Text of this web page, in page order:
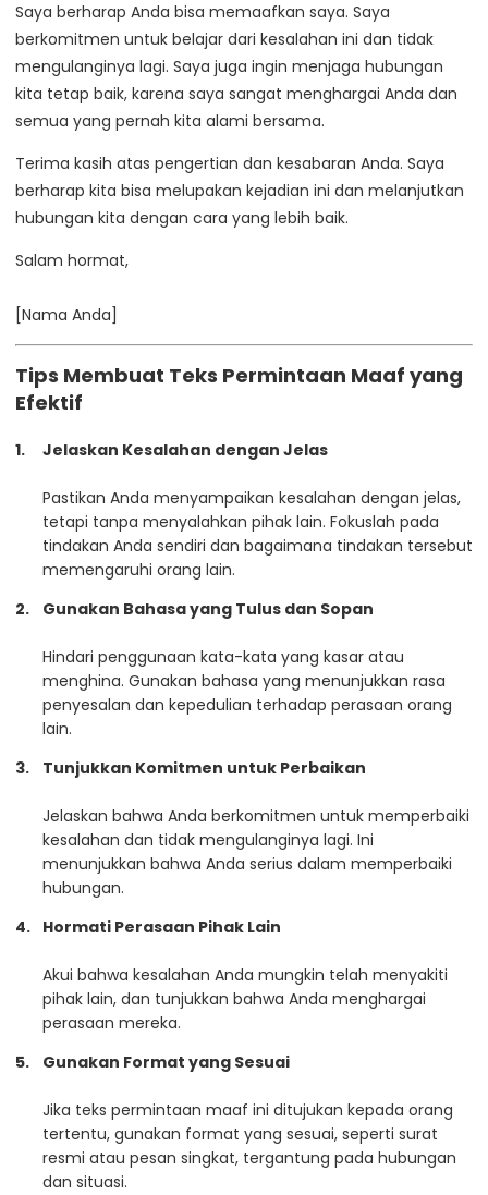
Saya berharap Anda bisa memaafkan saya. Saya
berkomitmen untuk belajar dari kesalahan ini dan tidak
mengulanginya lagi. Saya juga ingin menjaga hubungan
kita tetap baik, karena saya sangat menghargai Anda dan
semua yang pernah kita alami bersama.
Terima kasih atas pengertian dan kesabaran Anda. Saya
berharap kita bisa melupakan kejadian ini dan melanjutkan
hubungan kita dengan cara yang lebih baik.
Salam hormat,
[Nama Anda]
Tips Membuat Teks Permintaan Maaf yang
Efektif
Jelaskan Kesalahan dengan Jelas
Pastikan Anda menyampaikan kesalahan dengan jelas,
tetapi tanpa menyalahkan pihak lain. Fokuslah pada
tindakan Anda sendiri dan bagaimana tindakan tersebut
memengaruhi orang lain.
Gunakan Bahasa yang Tulus dan Sopan
Hindari penggunaan kata-kata yang kasar atau
menghina. Gunakan bahasa yang menunjukkan rasa
penyesalan dan kepedulian terhadap perasaan orang
lain.
Tunjukkan Komitmen untuk Perbaikan
Jelaskan bahwa Anda berkomitmen untuk memperbaiki
kesalahan dan tidak mengulanginya lagi. Ini
menunjukkan bahwa Anda serius dalam memperbaiki
hubungan.
Hormati Perasaan Pihak Lain
Akui bahwa kesalahan Anda mungkin telah menyakiti
pihak lain, dan tunjukkan bahwa Anda menghargai
perasaan mereka.
Gunakan Format yang Sesuai
Jika teks permintaan maaf ini ditujukan kepada orang
tertentu, gunakan format yang sesuai, seperti surat
resmi atau pesan singkat, tergantung pada hubungan
dan situasi.